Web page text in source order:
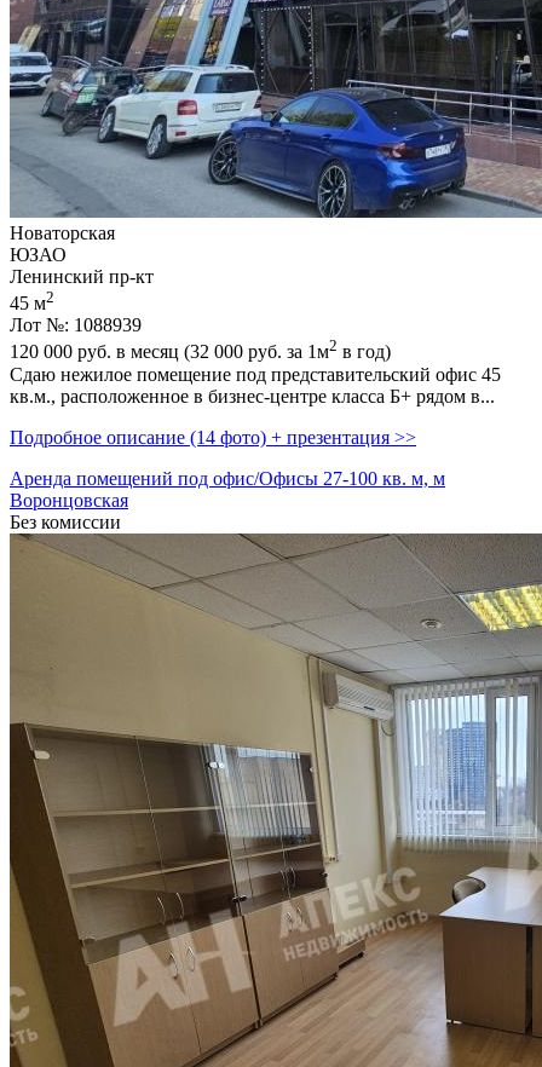
Новаторская
ЮЗАО
Ленинский пр-кт
45 м2
Лот №: 1088939
120 000 руб. в месяц (32 000 руб. за 1м2 в год)
Сдаю нежилое помещение под представительский офис 45
кв.м.,­ расположенное в бизнес-центре класса Б+ рядом в...
Подробное описание (14 фото) + презентация >>
Аренда помещений под офис/Офисы 27-100 кв. м, м
Воронцовская
Без комиссии